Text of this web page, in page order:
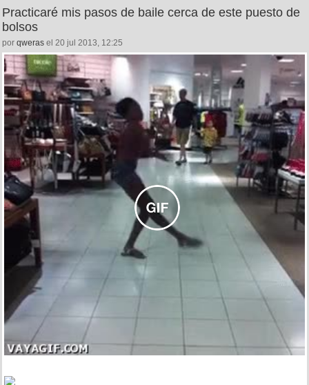
Practicaré mis pasos de baile cerca de este puesto de
bolsos
por qweras el 20 jul 2013, 12:25